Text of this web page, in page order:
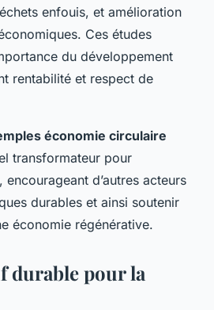
enfouis, et amélioration
Ces études
du développement
rentabilité et respect de
économie circulaire
transformateur pour
encourageant d’autres acteurs
durables et ainsi soutenir
économie régénérative.
durable pour la